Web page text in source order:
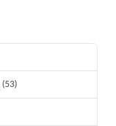
(53)